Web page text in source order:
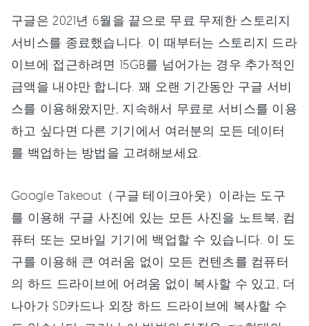
구글은 2021년 6월을 끝으로 무료 무제한 스토리지
서비스를 종료했습니다. 이 때부터는 스토리지 드라
이브에 접근하려면 15GB를 넘어가는 경우 추가적인
금액을 내야만 합니다. 꽤 오랜 기간동안 구글 서비
스를 이용해왔지만, 지속해서 무료로 서비스를 이용
하고 싶다면 다른 기기에서 여러분의 모든 데이터
를 백업하는 방법을 고려해보세요.
Google Takeout（구글 테이크아웃）이라는 도구
를 이용해 구글 사진에 있는 모든 사진을 노트북, 컴
퓨터 또는 모바일 기기에 백업할 수 있습니다. 이 도
구를 이용해 큰 여러움 없이 모든 컨텐츠를 컴퓨터
의 하드 드라이브에 어려움 없이 복사할 수 있고, 더
나아가 SD카드나 외장 하드 드라이브에 복사할 수